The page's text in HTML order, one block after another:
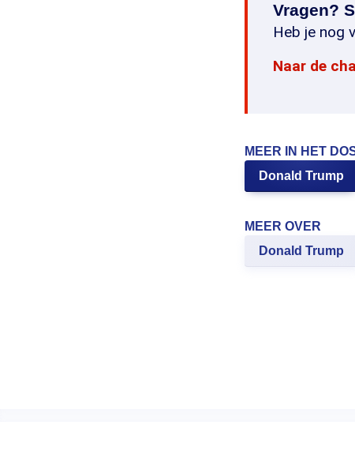
Vragen?
Heb je nog
Naar de
MEER IN HET
Donald Trump
MEER OVER
Donald Trump